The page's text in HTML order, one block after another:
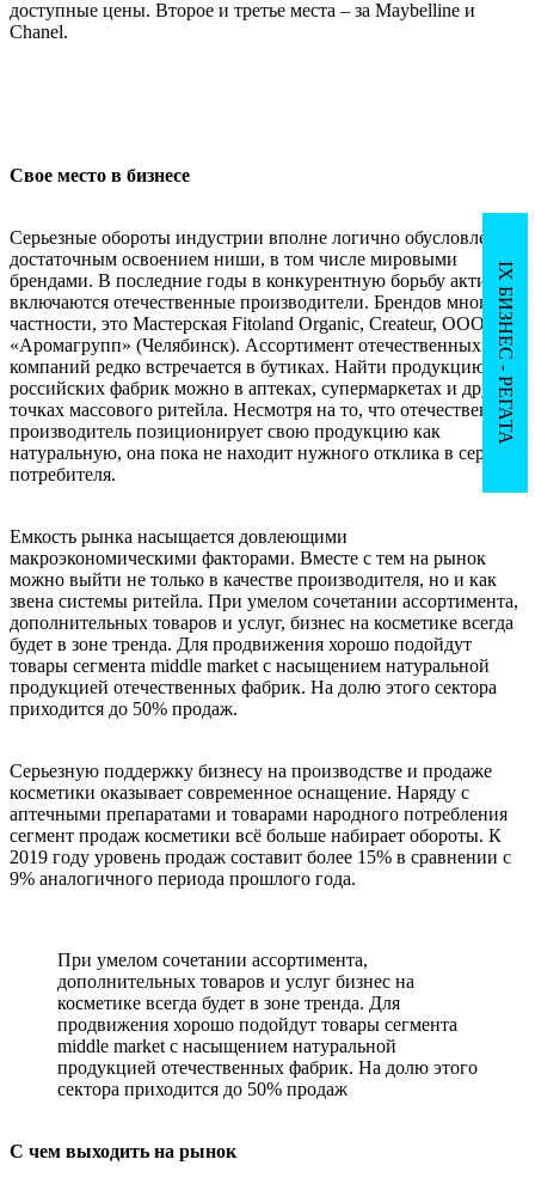
доступные цены. Второе и третье места – за Maybelline и
Chanel.
Свое место в бизнесе
Серьезные обороты индустрии вполне логично обусловлены
достаточным освоением ниши, в том числе мировыми
брендами. В последние годы в конкурентную борьбу активно
включаются отечественные производители. Брендов много, в
частности, это Мастерская Fitoland Organic, Createur, ООО
«Аромагрупп» (Челябинск). Ассортимент отечественных
компаний редко встречается в бутиках. Найти продукцию
российских фабрик можно в аптеках, супермаркетах и других
точках массового ритейла. Несмотря на то, что отечественный
производитель позиционирует свою продукцию как
натуральную, она пока не находит нужного отклика в сердцах
потребителя.
Емкость рынка насыщается довлеющими
макроэкономическими факторами. Вместе с тем на рынок
можно выйти не только в качестве производителя, но и как
звена системы ритейла. При умелом сочетании ассортимента,
дополнительных товаров и услуг, бизнес на косметике всегда
будет в зоне тренда. Для продвижения хорошо подойдут
товары сегмента middle market с насыщением натуральной
продукцией отечественных фабрик. На долю этого сектора
приходится до 50% продаж.
Серьезную поддержку бизнесу на производстве и продаже
косметики оказывает современное оснащение. Наряду с
аптечными препаратами и товарами народного потребления
сегмент продаж косметики всё больше набирает обороты. К
2019 году уровень продаж составит более 15% в сравнении с
9% аналогичного периода прошлого года.
При умелом сочетании ассортимента,
дополнительных товаров и услуг бизнес на
косметике всегда будет в зоне тренда. Для
продвижения хорошо подойдут товары сегмента
middle market с насыщением натуральной
продукцией отечественных фабрик. На долю этого
сектора приходится до 50% продаж
С чем выходить на рынок
IX БИЗНЕС - РЕГАТА